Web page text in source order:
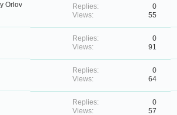
Orlov
0
55
0
91
0
64
0
57